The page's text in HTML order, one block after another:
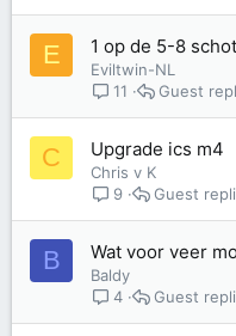
E 1 op de 5-8
Eviltwin-NL
11
Guest
C Upgrade ics m4
Chris v K
9
Guest
B Wat voor veer
Baldy
4
Guest